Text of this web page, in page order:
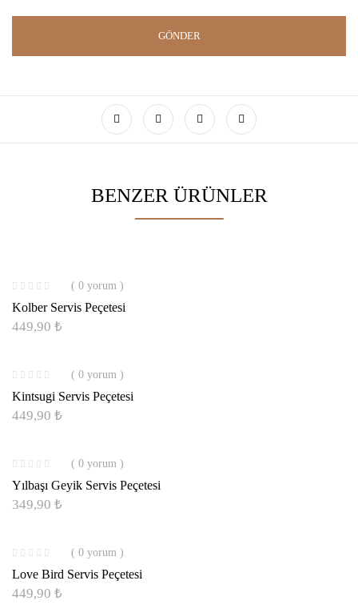
BENZER ÜRÜNLER
( 0 yorum )
Kolber Servis Peçetesi
449,90 ₺
( 0 yorum )
Kintsugi Servis Peçetesi
449,90 ₺
( 0 yorum )
Yılbaşı Geyik Servis Peçetesi
349,90 ₺
( 0 yorum )
Love Bird Servis Peçetesi
449,90 ₺